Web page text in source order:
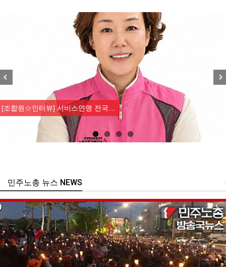
[조합원☆인터뷰] 서비스연맹 전국…
주노총 뉴스 NEWS